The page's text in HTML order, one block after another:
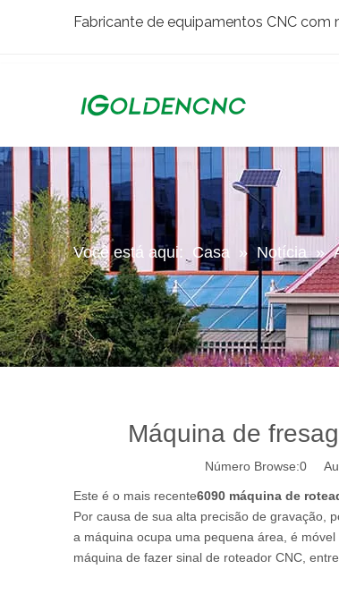
Fabricante de equipamentos CNC com
Você está aqui: Casa » Notícia »
Máquina de
Número Browse:0
Este é o mais recente6090 máquina de
Por causa de sua alta precisão de gravação,
a máquina ocupa uma pequena área, é
máquina de fazer sinal de roteador CNC,